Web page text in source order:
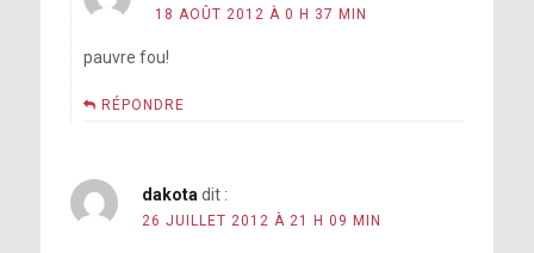
18 AOÛT 2012 À 0 H 37 MIN
pauvre fou!
RÉPONDRE
dakota dit :
26 JUILLET 2012 À 21 H 09 MIN